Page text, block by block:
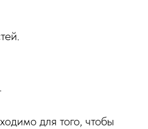
для того, чтобы